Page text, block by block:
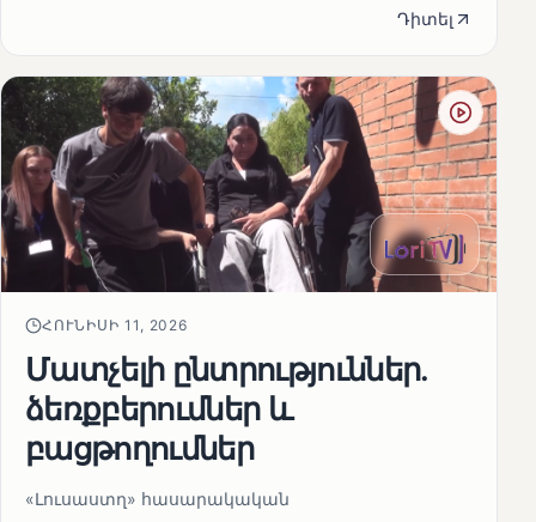
Դիտել
ՀՈՒՆԻՍԻ 11, 2026
Մատչելի ընտրություններ.
ձեռքբերումներ և
բացթողումներ
«Լուսաստղ» հասարակական